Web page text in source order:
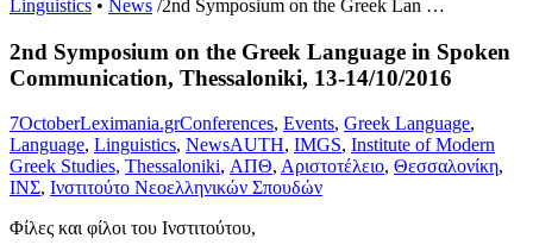
Linguistics • News /2nd Symposium on the Greek Lan …
2nd Symposium on the Greek Language in Spoken
Communication, Thessaloniki, 13-14/10/2016
7OctoberLeximania.grConferences, Events, Greek Language,
Language, Linguistics, NewsAUTH, IMGS, Institute of Modern
Greek Studies, Thessaloniki, ΑΠΘ, Αριστοτέλειο, Θεσσαλονίκη,
ΙΝΣ, Ινστιτούτο Νεοελληνικών Σπουδών
Φίλες και φίλοι του Ινστιτούτου,